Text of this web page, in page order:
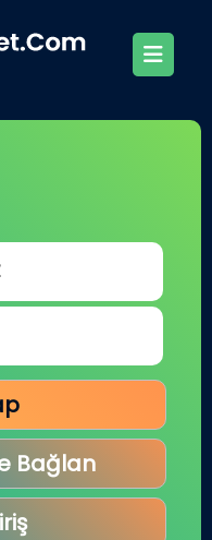
Bağlan